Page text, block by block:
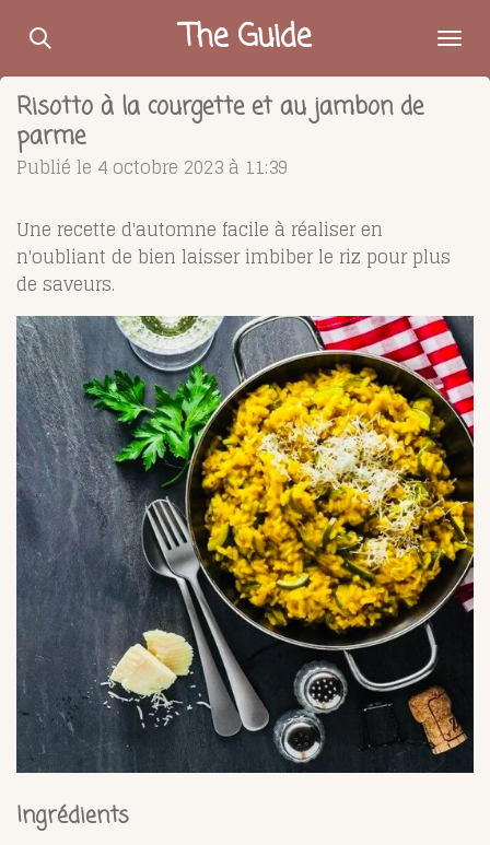
Passer
contenu
principal
The Guide
Risotto à la courgette et au jambon de
parme
Publié le 4 octobre 2023 à 11:39
Une recette d'automne facile à réaliser en
n'oubliant de bien laisser imbiber le riz pour plus
de saveurs.
Ingrédients